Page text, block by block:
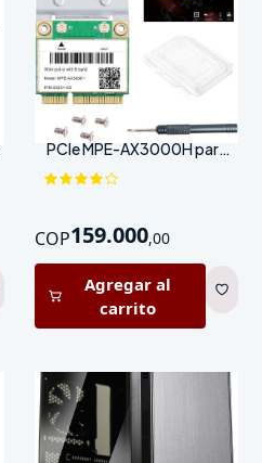
Tarjeta WiFi 6 Dual-Band Mini
PCIe MPE-AX3000H para
Laptop
COP159.000,00
Agregar al
carrito